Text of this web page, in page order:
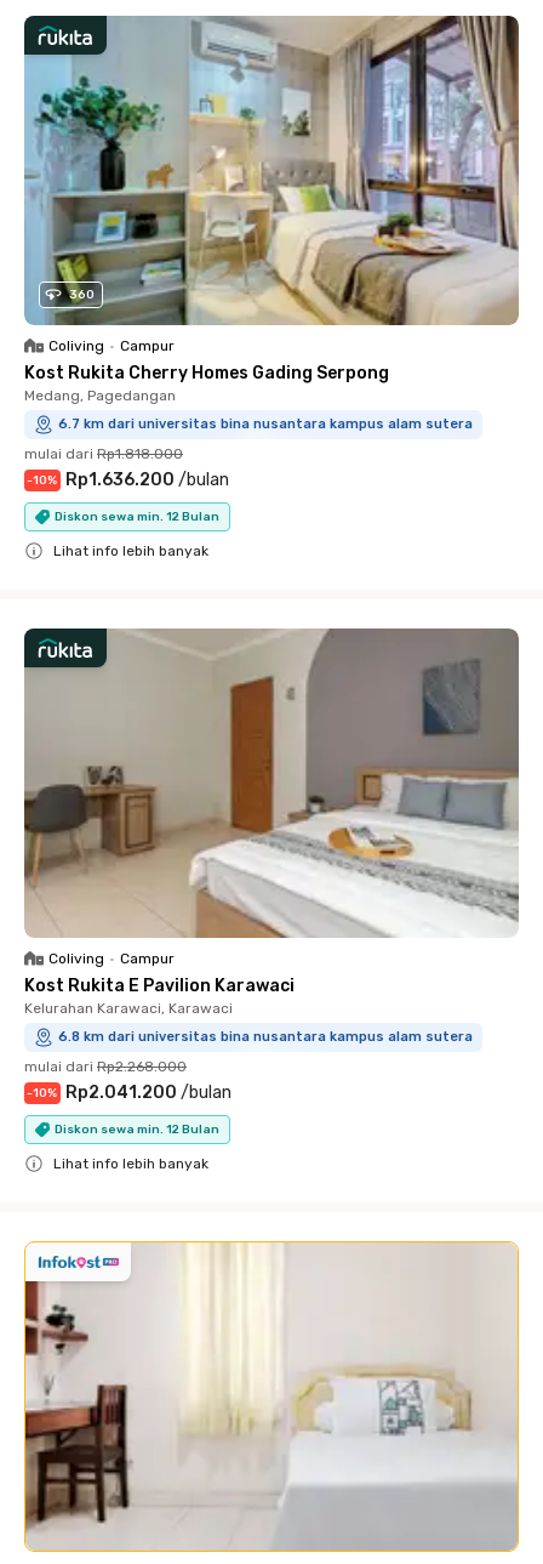
360
Coliving • Campur
Kost Rukita Cherry Homes Gading Serpong
Medang, Pagedangan
6.7 km dari universitas bina nusantara kampus alam sutera
mulai dari Rp1.818.000
-10% Rp1.636.200 /bulan
Diskon sewa min. 12 Bulan
Lihat info lebih banyak
Coliving • Campur
Kost Rukita E Pavilion Karawaci
Kelurahan Karawaci, Karawaci
6.8 km dari universitas bina nusantara kampus alam sutera
mulai dari Rp2.268.000
-10% Rp2.041.200 /bulan
Diskon sewa min. 12 Bulan
Lihat info lebih banyak